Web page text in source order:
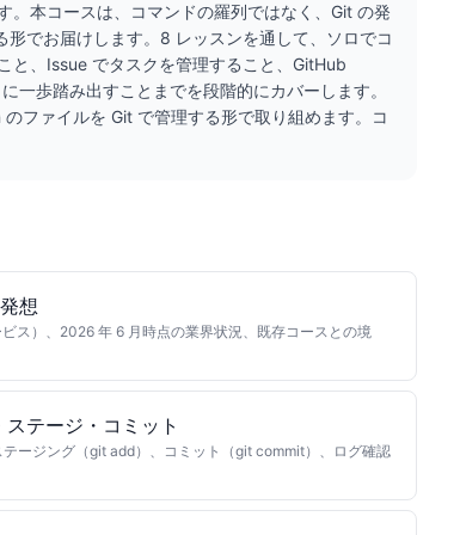
。本コースは、コマンドの羅列ではなく、Git の発
でお届けします。8 レッスンを通して、ソロでコ
と、Issue でタスクを管理すること、GitHub
一歩踏み出すことまでを段階的にカバーします。
ファイルを Git で管理する形で取り組めます。コ
想
ス）、2026 年 6 月時点の業界状況、既存コースとの境
テージ・コミット
ージング（git add）、コミット（git commit）、ログ確認